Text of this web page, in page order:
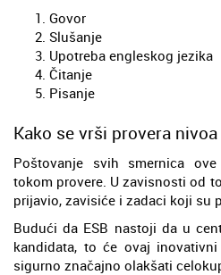
Govor
Slušanje
Upotreba engleskog jezika
Čitanje
Pisanje
Kako se vrši provera
Poštovanje svih smernica
tokom provere. U zavisnosti od
prijavio, zavisiće i zadaci koji su
Budući da ESB nastoji da u
kandidata, to će ovaj
sigurno značajno olakšati